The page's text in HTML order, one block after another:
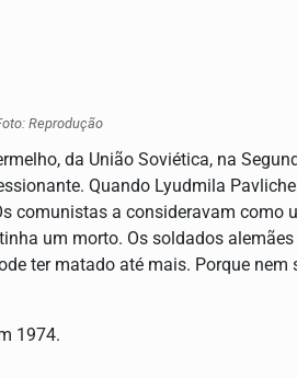
Reprodução
da União Soviética, na
Quando Lyudmila
comunistas a consideravam como
um morto. Os soldados
ter matado até mais. Porque nem
1974.